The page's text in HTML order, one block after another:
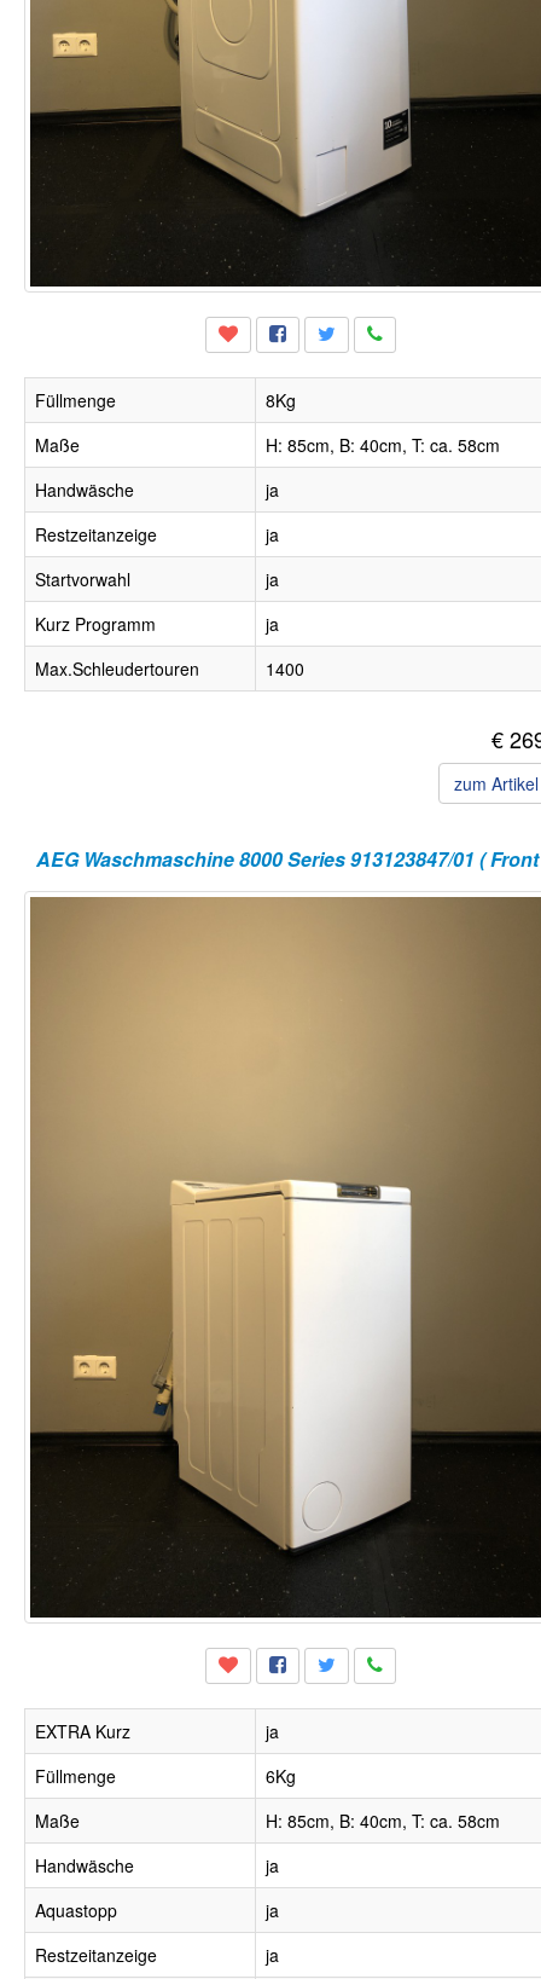
Füllmenge
8Kg
Maße
H: 85cm, B: 40cm, T: ca. 58cm
Handwäsche
ja
Restzeitanzeige
ja
Startvorwahl
ja
Kurz Programm
ja
Max.Schleudertouren
1400
€
zum
EXTRA Kurz
ja
Füllmenge
6Kg
Maße
H: 85cm, B: 40cm, T: ca. 58cm
Handwäsche
ja
Aquastopp
ja
Restzeitanzeige
ja